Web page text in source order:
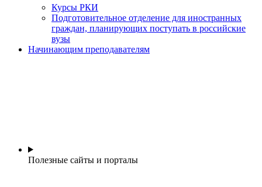
Курсы РКИ
Подготовительное отделение для иностранных
граждан, планирующих поступать в российские
вузы
Начинающим преподавателям
Полезные сайты и порталы